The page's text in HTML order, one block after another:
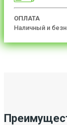
ОПЛАТА
Наличный и